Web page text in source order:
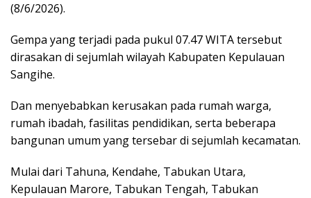
(8/6/2026).
Gempa yang terjadi pada pukul 07.47 WITA tersebut
dirasakan di sejumlah wilayah Kabupaten Kepulauan
Sangihe.
Dan menyebabkan kerusakan pada rumah warga,
rumah ibadah, fasilitas pendidikan, serta beberapa
bangunan umum yang tersebar di sejumlah kecamatan.
Mulai dari Tahuna, Kendahe, Tabukan Utara,
Kepulauan Marore, Tabukan Tengah, Tabukan